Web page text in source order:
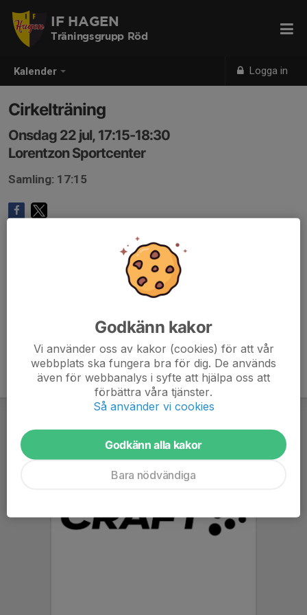
Kalender Logga in
IF HAGEN
Träningsgrupp Röd
Cirkelträning
Onsdag 22 jul, 17:15-18:30
Lorentzon Sportcenter
Samling: 17:15
Godkänn kakor
Vi använder oss av kakor (cookies) för att vår
webbplats ska fungera bra för dig. De används
även för webbanalys i syfte att hjälpa oss att
förbättra våra tjänster.
Så använder vi cookies
Godkänn alla kakor
Bara nödvändiga